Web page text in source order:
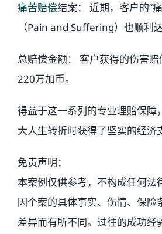
痛苦赔偿结案： 近期，客户的“
（Pain and Suffering）也顺利
总赔偿金额： 客户获得的伤害
220万加币。
得益于这一系列的专业理赔保障
大人生转折时获得了坚实的经济
免责声明：
本案例仅供参考，不构成任何法
因个案的具体事实、伤情、保险
差异而有所不同。过往的成功经